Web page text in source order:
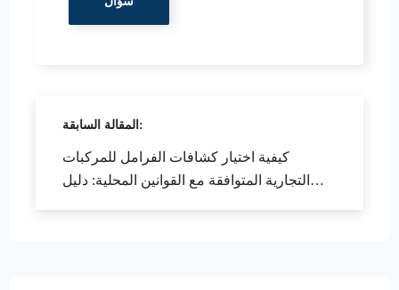
المقالة السابقة:
كيفية اختيار كشافات الفرامل للمركبات
التجارية المتوافقة مع القوانين المحلية: دليل